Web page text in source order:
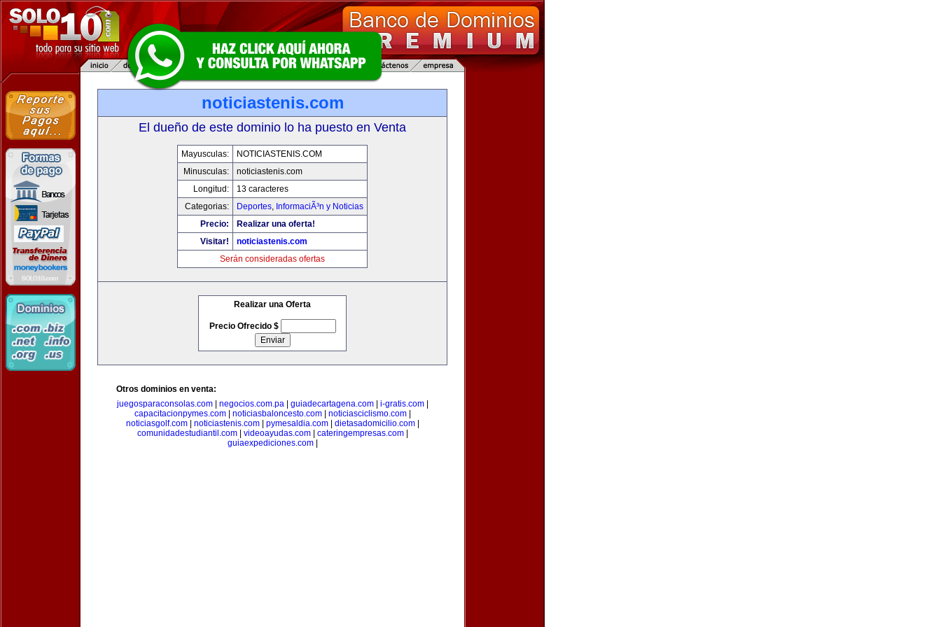
noticiastenis.com
El dueño de este dominio lo ha puesto en Venta
Mayusculas:
NOTICIASTENIS.COM
Minusculas:
noticiastenis.com
Longitud:
13 caracteres
Categorias:
Deportes, InformaciÃ³n y Noticias
Precio:
Realizar una oferta!
Visitar!
noticiastenis.com
Serán consideradas ofertas
Realizar una Oferta
Precio Ofrecido $
Otros dominios en venta:
juegosparaconsolas.com| negocios.com.pa| guiadecartagena.com| i-gratis.com|
capacitacionpymes.com| noticiasbaloncesto.com| noticiasciclismo.com|
noticiasgolf.com| noticiastenis.com| pymesaldia.com| dietasadomicilio.com|
comunidadestudiantil.com| videoayudas.com| cateringempresas.com|
guiaexpediciones.com|